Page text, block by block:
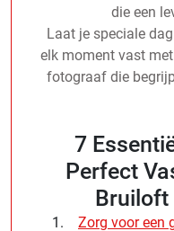
die een
Laat je speciale
elk moment vast
fotograaf die
7
Perfect
Bruiloft
Zorg voor een